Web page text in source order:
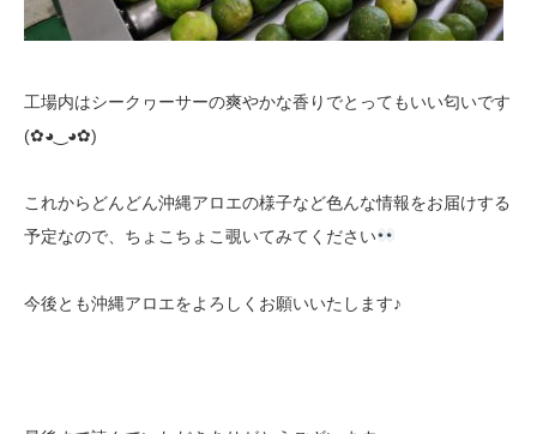
工場内はシークヮーサーの爽やかな香りでとってもいい匂いです
(✿◕‿◕✿)
これからどんどん沖縄アロエの様子など色んな情報をお届けする
予定なので、ちょこちょこ覗いてみてください
今後とも沖縄アロエをよろしくお願いいたします♪